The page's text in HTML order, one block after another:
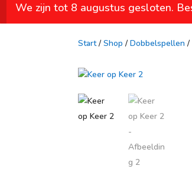
We zijn tot 8 augustus gesloten.
Start/ Shop / Dobbelspellen /